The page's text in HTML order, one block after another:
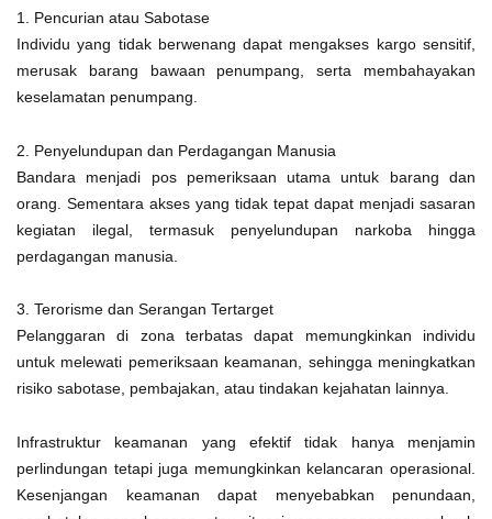
1. Pencurian atau Sabotase
Individu yang tidak berwenang dapat mengakses kargo sensitif,
merusak barang bawaan penumpang, serta membahayakan
keselamatan penumpang.
2. Penyelundupan dan Perdagangan Manusia
Bandara menjadi pos pemeriksaan utama untuk barang dan
orang. Sementara akses yang tidak tepat dapat menjadi sasaran
kegiatan ilegal, termasuk penyelundupan narkoba hingga
perdagangan manusia.
3. Terorisme dan Serangan Tertarget
Pelanggaran di zona terbatas dapat memungkinkan individu
untuk melewati pemeriksaan keamanan, sehingga meningkatkan
risiko sabotase, pembajakan, atau tindakan kejahatan lainnya.
Infrastruktur keamanan yang efektif tidak hanya menjamin
perlindungan tetapi juga memungkinkan kelancaran operasional.
Kesenjangan keamanan dapat menyebabkan penundaan,